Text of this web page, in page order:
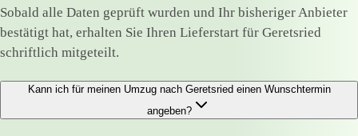
Sobald alle Daten geprüft wurden und Ihr bisheriger Anbieter
bestätigt hat, erhalten Sie Ihren Lieferstart für Geretsried
schriftlich mitgeteilt.
Kann ich für meinen Umzug nach Geretsried einen Wunschtermin
angeben?